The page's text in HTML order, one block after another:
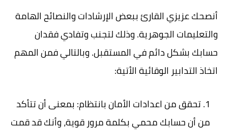
أنصحك عزيزي القارئ ببعض الإرشادات والنصائح الهامة
والتعليمات الجوهرية. وذلك لتجنب وتفادي فقدان
حسابك بشكل دائم في المستقبل. وبالتالي فمن المهم
اتخاذ التدابير الوقائية الأتية:
تحقق من اعدادات الأمان بانتظام: بمعنى أن تتأكد
من أن حسابك محمي بكلمة مرور قوية، وأنك قد قمت